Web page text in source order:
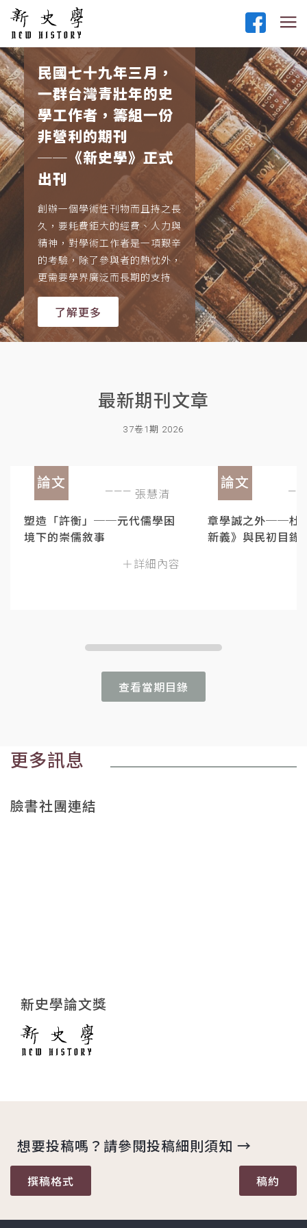
民國七十九年三月，
一群台灣青壯年的史
學工作者，籌組一份
非營利的期刊
──《新史學》正式
出刊
創辦一個學術性刊物而且持之長
久，要耗費鉅大的經費、人力與
精神，對學術工作者是一項艱辛
的考驗，除了參與者的熱忱外，
更需要學界廣泛而長期的支持
了解更多
最新期刊文章
37卷1期 2026
論文
張慧清
塑造「許衡」──元代儒學困
境下的崇儒敘事
＋詳細內容
論文
章學誠之外──杜
新義》與民初目錄
查看當期目錄
更多訊息
臉書社團連結
新史學論文獎
想要投稿嗎？請參閱投稿細則須知 →
撰稿格式 稿約